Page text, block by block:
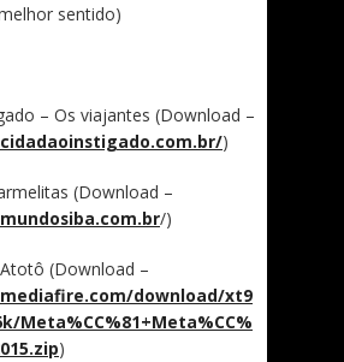
sentido)
– Os viajantes (Download –
)
(Download –
/)
(Download –
download/xt9
Meta%CC%81+Meta%CC%
)